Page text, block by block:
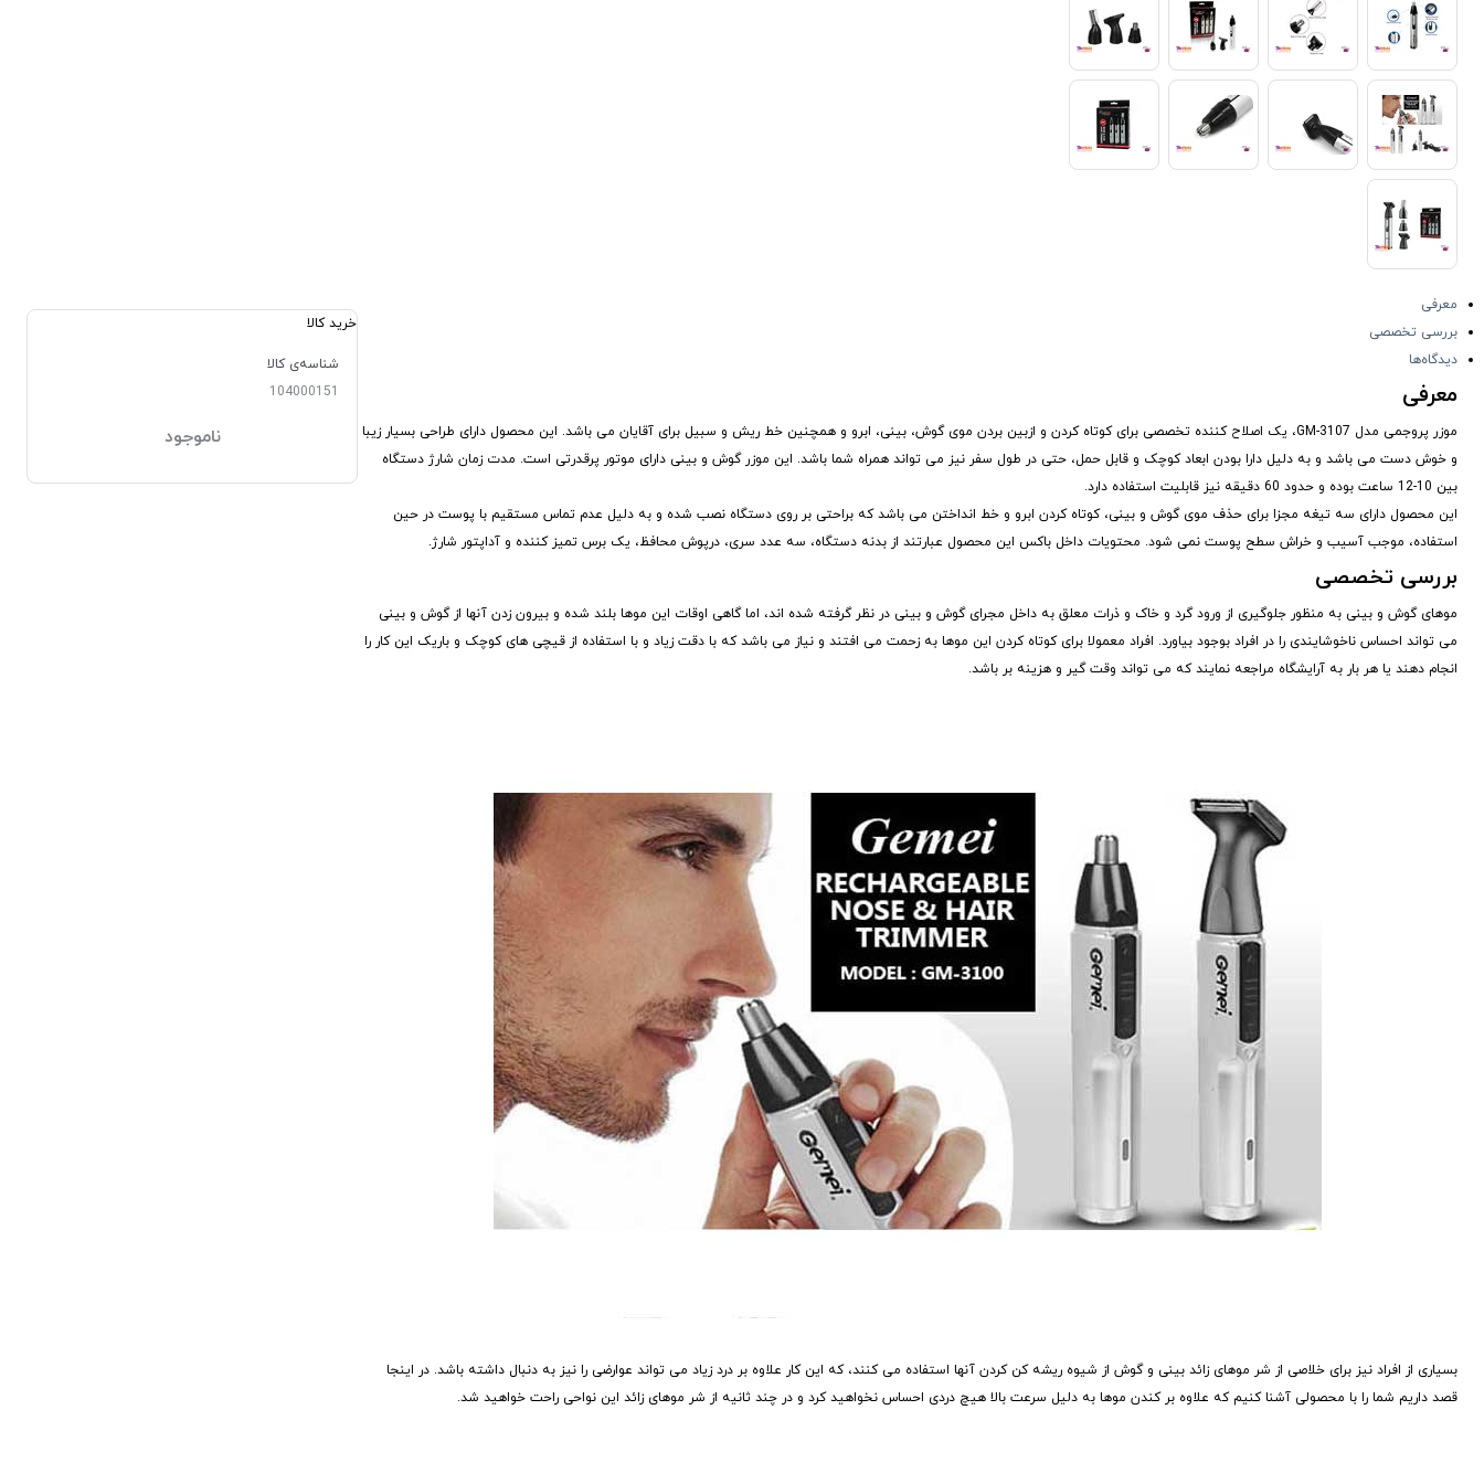
معرفی
بررسی تخصصی
دیدگاه‌ها
معرفی
موزر پروجمی مدل GM-3107، یک اصلاح کننده تخصصی برای کوتاه کردن و ازبین بردن موی گوش، بینی، ابرو و همچنین خط ریش و سبیل برای آقایان می باشد. این محصول دارای طراحی بسیار زیبا
و خوش دست می باشد و به دلیل دارا بودن ابعاد کوچک و قابل حمل، حتی در طول سفر نیز می تواند همراه شما باشد. این موزر گوش و بینی دارای موتور پرقدرتی است. مدت زمان شارژ دستگاه
بین 10-12 ساعت بوده و حدود 60 دقیقه نیز قابلیت استفاده دارد.
این محصول دارای سه تیغه مجزا برای حذف موی گوش و بینی، کوتاه کردن ابرو و خط انداختن می باشد که براحتی بر روی دستگاه نصب شده و به دلیل عدم تماس مستقیم با پوست در حین
استفاده، موجب آسیب و خراش سطح پوست نمی شود. محتویات داخل باکس این محصول عبارتند از بدنه دستگاه، سه عدد سری، درپوش محافظ، یک برس تمیز کننده و آداپتور شارژ.
بررسی تخصصی
موهای گوش و بینی به منظور جلوگیری از ورود گرد و خاک و ذرات معلق به داخل مجرای گوش و بینی در نظر گرفته شده اند، اما گاهی اوقات این موها بلند شده و بیرون زدن آنها از گوش و بینی
می تواند احساس ناخوشایندی را در افراد بوجود بیاورد. افراد معمولا برای کوتاه کردن این موها به زحمت می افتند و نیاز می باشد که با دقت زیاد و با استفاده از قیچی های کوچک و باریک این کار را
انجام دهند یا هر بار به آرایشگاه مراجعه نمایند که می تواند وقت گیر و هزینه بر باشد.
بسیاری از افراد نیز برای خلاصی از شر موهای زائد بینی و گوش از شیوه ریشه کن کردن آنها استفاده می کنند، که این کار علاوه بر درد زیاد می تواند عوارضی را نیز به دنبال داشته باشد. در اینجا
قصد داریم شما را با محصولی آشنا کنیم که علاوه بر کندن موها به دلیل سرعت بالا هیچ دردی احساس نخواهید کرد و در چند ثانیه از شر موهای زائد این نواحی راحت خواهید شد.
خرید کالا
شناسه‌ی کالا
104000151
ناموجود